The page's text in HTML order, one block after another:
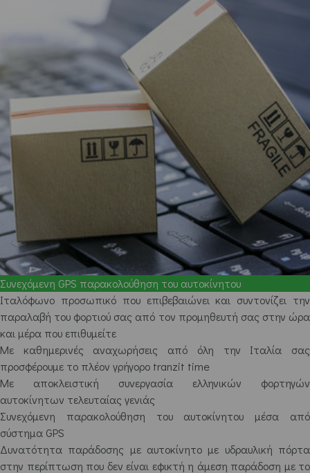
Συνεχόμενη GPS παρακολούθηση του αυτοκίνητου
Ιταλόφωνο προσωπικό που επιβεβαιώνει και συντονίζει την
παραλαβή του φορτιού σας από τον προμηθευτή σας στην ώρα
και μέρα που επιθυμείτε
Με καθημερινές αναχωρήσεις από όλη την Ιταλία σας
προσφέρουμε το πλέον γρήγορο tranzit time
Με αποκλειστική συνεργασία ελληνικών φορτηγών
αυτοκίνητων τελευταίας γενιάς
Συνεχόμενη παρακολούθηση του αυτοκίνητου μέσα από
σύστημα GPS
Δυνατότητα παράδοσης με αυτοκίνητο με υδραυλική πόρτα
στην περίπτωση που δεν είναι εφικτή η άμεση παράδοση με το